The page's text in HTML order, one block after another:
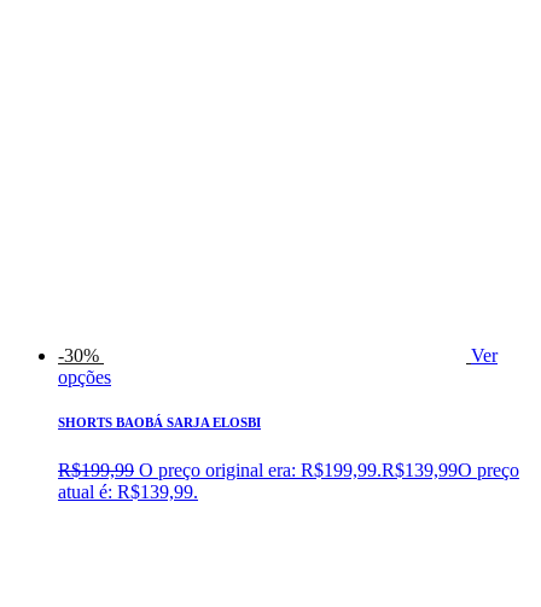
-30%
Ver
opções
SHORTS BAOBÁ SARJA ELOSBI
R$199,99 O preço original era: R$199,99.R$139,99O preço
atual é: R$139,99.